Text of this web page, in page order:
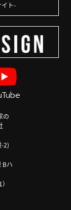
イト
の
2)
Bハ